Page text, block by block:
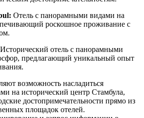
Отель с панорамными видами на
роскошное проживание с
Исторический отель с панорамными
предлагающий уникальный опыт
возможность насладиться
на исторический центр Стамбула,
достопримечательности прямо из
площадок отелей.